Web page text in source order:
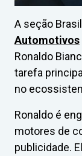
A seção
Automotivos
Ronaldo
tarefa
no
Ronaldo é
motores de
publicidade.